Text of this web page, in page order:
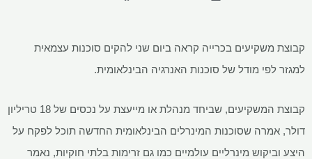
קבוצת משקיעים בכרייה קראה ביום שני להקים סוכנות עצמאית
למגזר לפי מודל של סוכנות האנרגיה הבינלאומית.
קבוצת המשקיעים, שביחד מנהלת או מייעצת על נכסים של 18 טריליון
דולר, אמרה שסוכנות המינרלים הבינלאומית החדשה תוכל לפקח על
היצע וביקוש מינרליים עולמיים כמו גם זרימות בלתי חוקיות, נאמר